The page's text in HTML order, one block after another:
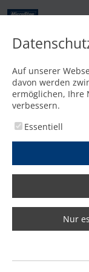
Remmert
Auf unserer
davon werden
ermöglichen, Ihre
verbessern.
Essentiell
Nur